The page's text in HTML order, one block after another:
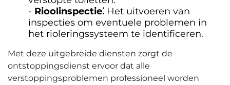
Rioolinspectie⁚ Het uitvoeren van
inspecties om eventuele problemen in
het rioleringssysteem te identificeren.
Met deze uitgebreide diensten zorgt de
ontstoppingsdienst ervoor dat alle
verstoppingsproblemen professioneel worden